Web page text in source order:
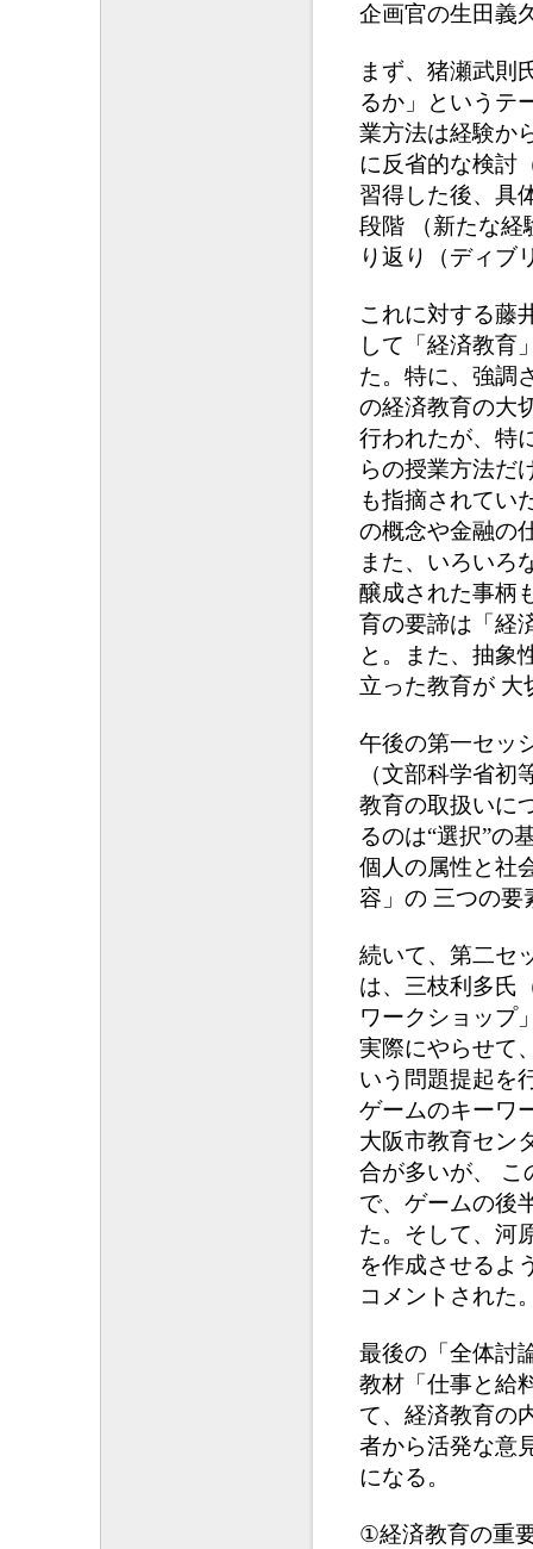
企画官の生田義
まず、猪瀬武則
るか」というテ
業方法は経験か
に反省的な検討
習得した後、具
段階 （新たな経
り返り（ディブ
これに対する藤
して「経済教育
た。特に、強調
の経済教育の大
行われたが、特
らの授業方法だ
も指摘されてい
の概念や金融の
また、いろいろ
醸成された事柄
育の要諦は「経
と。また、抽象
立った教育が 大
午後の第一セッ
（文部科学省
教育の取扱いに
るのは“選択”の
個人の属性と社
容」の 三つの要
続いて、第二セ
は、三枝利多氏
ワークショップ
実際にやらせて
いう問題提起を
ゲームのキーワ
大阪市教育セン
合が多いが、 こ
で、ゲームの後
た。そして、河
を作成させるよ
コメントされた
最後の「全体討
教材「仕事と給
て、経済教育の
者から活発な意
になる。
①経済教育の重